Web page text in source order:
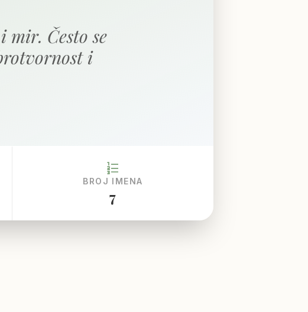
Često se
i
format_list_numbered
BROJ IMENA
7